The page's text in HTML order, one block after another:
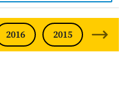
2016 2015 2014